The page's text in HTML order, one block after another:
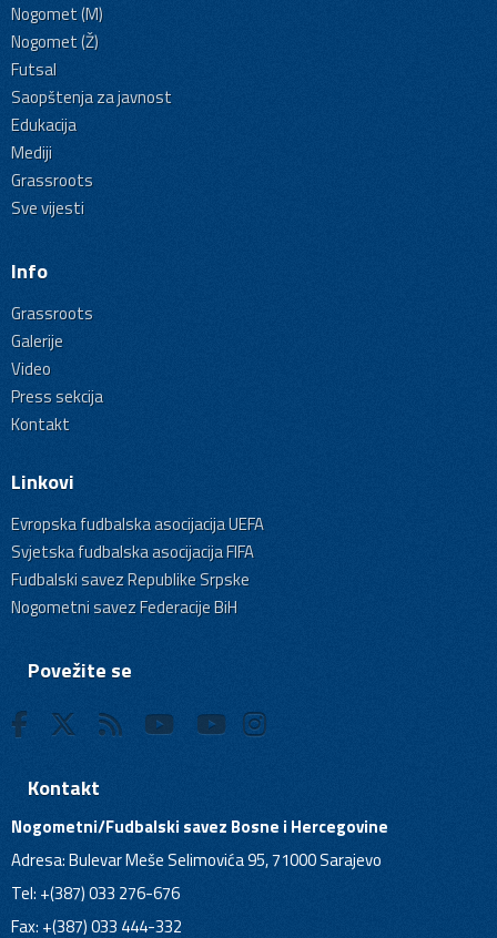
Nogomet (M)
Nogomet (Ž)
Futsal
Saopštenja za javnost
Edukacija
Mediji
Grassroots
Sve vijesti
Info
Grassroots
Galerije
Video
Press sekcija
Kontakt
Linkovi
Evropska fudbalska asocijacija UEFA
Svjetska fudbalska asocijacija FIFA
Fudbalski savez Republike Srpske
Nogometni savez Federacije BiH
Povežite se
Kontakt
Nogometni/Fudbalski savez Bosne i Hercegovine
Adresa: Bulevar Meše Selimovića 95, 71000 Sarajevo
Tel: +(387) 033 276-676
Fax: +(387) 033 444-332